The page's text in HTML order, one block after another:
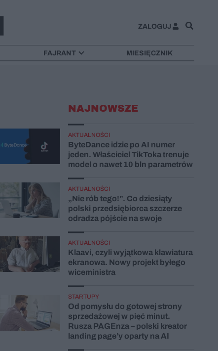
ZALOGUJ
FAJRANT MIESIĘCZNIK
NAJNOWSZE
AKTUALNOŚCI
ByteDance idzie po AI numer
jeden. Właściciel TikToka trenuje
model o nawet 10 bln parametrów
AKTUALNOŚCI
„Nie rób tego!”. Co dziesiąty
polski przedsiębiorca szczerze
odradza pójście na swoje
AKTUALNOŚCI
Klaavi, czyli wyjątkowa klawiatura
ekranowa. Nowy projekt byłego
wiceministra
STARTUPY
Od pomysłu do gotowej strony
sprzedażowej w pięć minut.
Rusza PAGEnza – polski kreator
landing page’y oparty na AI